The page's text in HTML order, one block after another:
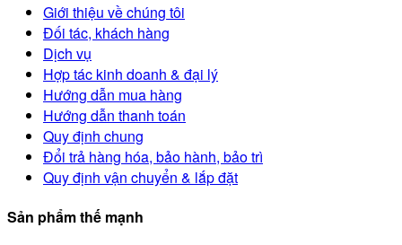
Giới thiệu về chúng tôi
Đối tác, khách hàng
Dịch vụ
Hợp tác kinh doanh & đại lý
Hướng dẫn mua hàng
Hướng dẫn thanh toán
Quy định chung
Đổi trả hàng hóa, bảo hành, bảo trì
Quy định vận chuyển & lắp đặt
Sản phẩm thế mạnh